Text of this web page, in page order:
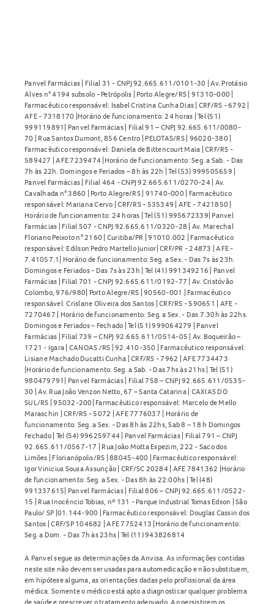
Panvel Farmácias | Filial 31 - CNPJ 92.665.611/0101-30 | Av. Protásio
Alves n° 4194 subsolo - Petrópolis | Porto Alegre/RS | 91310-000 |
Farmacêutico responsável: Isabel Cristina Cunha Dias | CRF/RS - 6792 |
AFE - 7318170 |Horário de funcionamento: 24 horas | Tel (51)
999119891| Panvel Farmácias | Filial 91 – CNPJ 92.665.611/0080-
70 | Rua Santos Dumont, 856 Centro | PELOTAS/RS | 96020-380 |
Farmacêutico responsável: Daniela de Bittencourt Maia | CRF/RS -
589427 | AFE 7239474 |Horário de funcionamento: Seg. a Sab. - Das
7h às 22h. Domingos e Feriados – 8h às 22h | Tel (53) 999505659 |
Panvel Farmácias | Filial 464 - CNPJ 92.665.611/0270-24 | Av.
Cavalhada n° 3860 | Porto Alegre/RS | 91740-000 | Farmacêutico
responsável: Mariana Cervo | CRF/RS - 535349 | AFE - 7421850 |
Horário de funcionamento: 24 horas | Tel (51) 995672339| Panvel
Farmácias | Filial 507 - CNPJ 92.665.611/0320-28 | Av. Marechal
Floriano Peixoto n° 2160 | Curitiba/PR | 91010.002 | Farmacêutico
responsável: Edilson Pedro Martello Junior| CRF/PR - 24873 | AFE -
7.41057.1| Horário de funcionamento: Seg. a Sex. - Das 7s às 23h.
Domingos e Feriados - Das 7s às 23h | Tel (41) 991349216 | Panvel
Farmácias | Filial 701 - CNPJ 92.665.611/0192-77 | Av. Cristóvão
Colombo, 976/980| Porto Alegre/RS | 90560-001 | Farmacêutico
responsável: Crislane Oliveira dos Santos | CRF/RS - 590651 | AFE -
7270467 | Horário de funcionamento: Seg. a Sex. - Das 7:30h às 22hs.
Domingos e Feriados – Fechado | Tel (51) 999064279 | Panvel
Farmácias | Filial 739 – CNPJ 92.665.611/0514-05 | Av. Boqueirão –
1721 - Igara | CANOAS /RS | 92.410-350 | Farmacêutico responsável:
Lisiane Machado Ducatti Cunha | CRF/RS - 7962 | AFE 7734473
|Horário de funcionamento: Seg. a Sab. - Das 7hs às 21hs | Tel (51)
980479791| Panvel Farmácias | Filial 758 – CNPJ 92.665.611/0535-
30 | Av. Rua João Venzon Netto, 67 – Santa Catarina | CAXIAS DO
SUL/RS | 95032-200| Farmacêutico responsável: Marcelo de Mello
Maraschin | CRF/RS - 5072 | AFE 7776037 | Horário de
funcionamento: Seg. a Sex. - Das 8h às 22hs, Sab 8 – 18 h Domingos
Fechado | Tel (54) 996259744 | Panvel Farmácias | Filial 791 – CNPJ
92.665.611/0567-17 | Rua João Motta Espezim, 222 - Saco dos
Limões | Florianópolis/RS | 88045-400 | Farmacêutico responsável:
Igor Vinicius Sousa Assunção | CRF/SC 20284 | AFE 7841362 |Horário
de funcionamento: Seg. a Sex. - Das 8h às 22:00hs | Tel (48)
991337615| Panvel Farmácias | Filial 806 – CNPJ 92.665.611/0522-
15 | Rua Inocêncio Tobias, nº 131 - Parque Industrial Tomas Edson | São
Paulo/ SP |01.144-900 | Farmacêutico responsável: Douglas Cassin dos
Santos | CRF/SP 104682 | AFE 7752413 |Horário de funcionamento:
Seg. a Dom. - Das 7h às 23hs | Tel (11) 943826814
A Panvel segue as determinações da Anvisa. As informações contidas
neste site não devem ser usadas para automedicação e não substituem,
em hipótese alguma, as orientações dadas pelo profissional da área
médica. Somente o médico está apto a diagnosticar qualquer problema
de saúde e prescrever o tratamento adequado. Ao persistirem os